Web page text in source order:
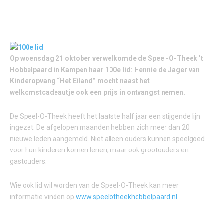
Op woensdag 21 oktober verwelkomde de Speel-O-Theek ’t
Hobbelpaard in Kampen haar 100e lid: Hennie de Jager van
Kinderopvang “Het Eiland” mocht naast het
welkomstcadeautje ook een prijs in ontvangst nemen.
De Speel-O-Theek heeft het laatste half jaar een stijgende lijn
ingezet. De afgelopen maanden hebben zich meer dan 20
nieuwe leden aangemeld. Niet alleen ouders kunnen speelgoed
voor hun kinderen komen lenen, maar ook grootouders en
gastouders.
Wie ook lid wil worden van de Speel-O-Theek kan meer
informatie vinden op www.speelotheekhobbelpaard.nl